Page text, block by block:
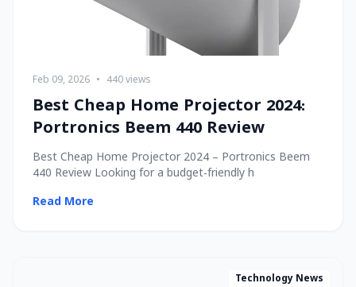
Feb 09, 2026 • 440 views
Best Cheap Home Projector 2024:
Portronics Beem 440 Review
Best Cheap Home Projector 2024 – Portronics Beem
440 Review Looking for a budget-friendly h
Read More
Technology News